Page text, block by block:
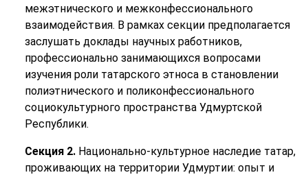
межэтнического и межконфессионального
взаимодействия. В рамках секции предполагается
заслушать доклады научных работников,
профессионально занимающихся вопросами
изучения роли татарского этноса в становлении
полиэтнического и поликонфессионального
социокультурного пространства Удмуртской
Республики.
Секция 2. Национально-культурное наследие татар,
проживающих на территории Удмуртии: опыт и